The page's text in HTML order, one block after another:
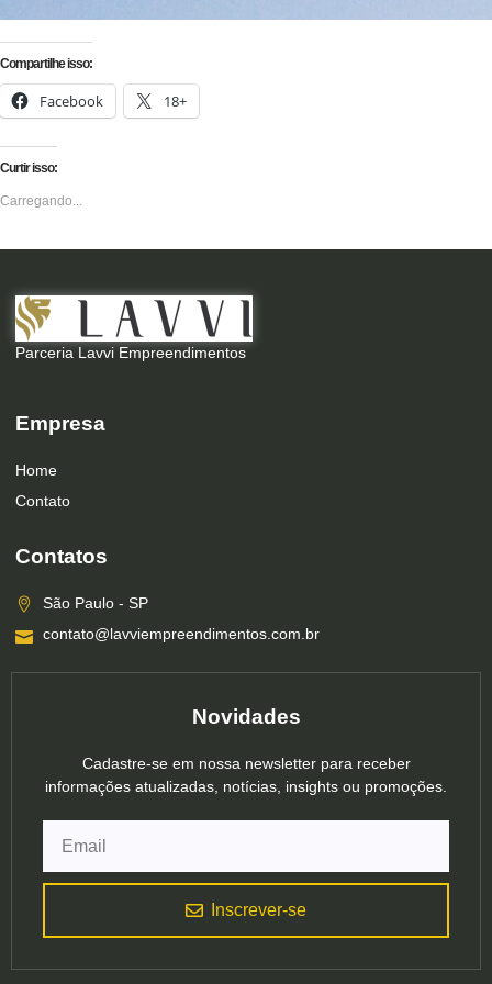
Compartilhe isso:
Facebook 18+
Curtir isso:
Carregando...
Parceria Lavvi Empreendimentos
Empresa
Home
Contato
Contatos
São Paulo - SP
contato@lavviempreendimentos.com.br
Novidades
Cadastre-se em nossa newsletter para receber
informações atualizadas, notícias, insights ou promoções.
Inscrever-se